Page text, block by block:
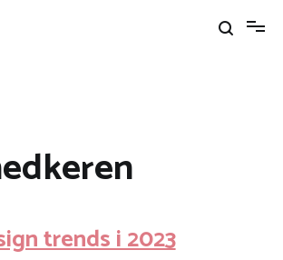
trends i 2023